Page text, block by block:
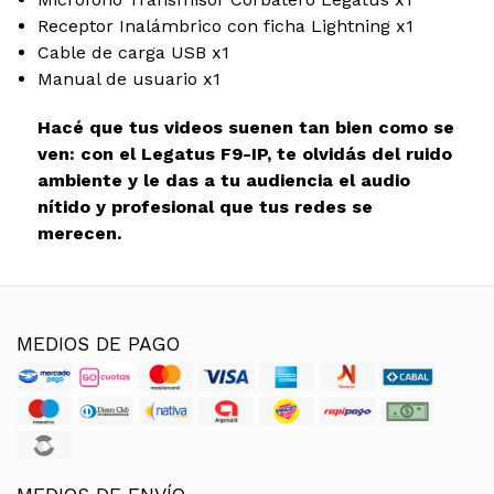
Receptor Inalámbrico con ficha Lightning x1
Cable de carga USB x1
Manual de usuario x1
Hacé que tus videos suenen tan bien como se
ven: con el Legatus F9-IP, te olvidás del ruido
ambiente y le das a tu audiencia el audio
nítido y profesional que tus redes se
merecen.
MEDIOS DE PAGO